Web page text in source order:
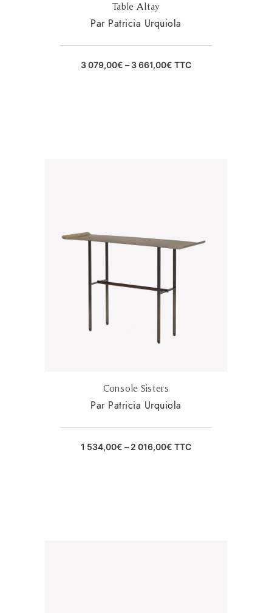
Table Altay
Par Patricia Urquiola
3 079,00€ – 3 661,00€ TTC
Console Sisters
Par Patricia Urquiola
1 534,00€ – 2 016,00€ TTC